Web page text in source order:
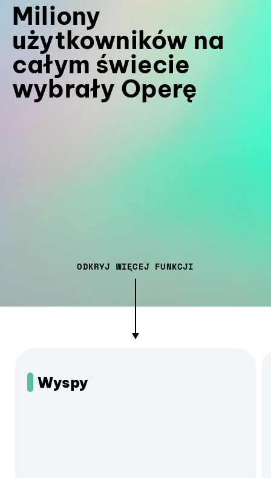
Miliony
użytkowników na
całym świecie
wybrały Operę
ODKRYJ WIĘCEJ FUNKCJI
Wyspy